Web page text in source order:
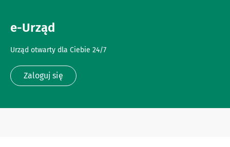
e-Urząd
Urząd otwarty dla Ciebie 24/7
Zaloguj się